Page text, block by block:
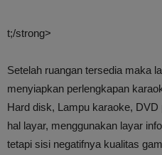
t;/strong>
Setelah ruangan tersedia maka
menyiapkan perlengkapan
Hard disk, Lampu karaoke,
hal layar, menggunakan layar
tetapi sisi negatifnya kualitas